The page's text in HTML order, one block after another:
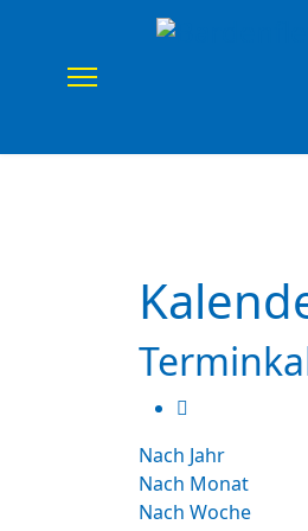
Nach Jahr
Nach Monat
Nach Woche